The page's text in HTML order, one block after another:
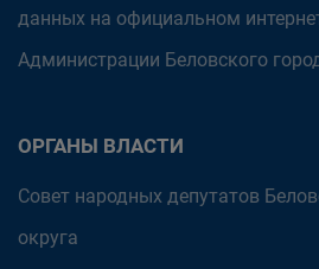
данных на официальном
Администрации Беловского
ОРГАНЫ ВЛАСТИ
Совет народных депутатов
округа